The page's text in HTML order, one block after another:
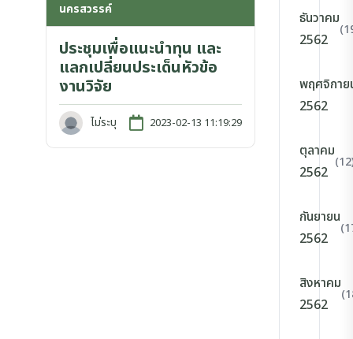
นครสวรรค์
ประชุมเพื่อแนะนำทุน และ
แลกเปลี่ยนประเด็นหัวข้อ
งานวิจัย
ไม่ระบุ 2023-02-13 11:19:29
ธันวาคม
2562
พฤศจิกาย
2562
ตุลาคม
2562
กันยายน
2562
สิงหาคม
2562